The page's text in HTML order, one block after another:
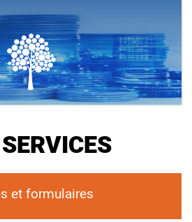
et formulaires